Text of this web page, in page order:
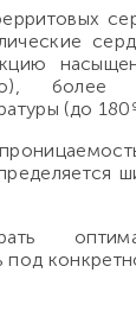
более
(до
под